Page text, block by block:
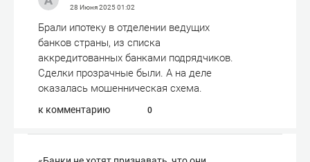
28 Июня 202501:02
Брали ипотеку в отделении ведущих
банков страны, из списка
аккредитованных банками подрядчиков.
Сделки прозрачные были. А на деле
оказалась мошенническая схема.
к комментарию 0